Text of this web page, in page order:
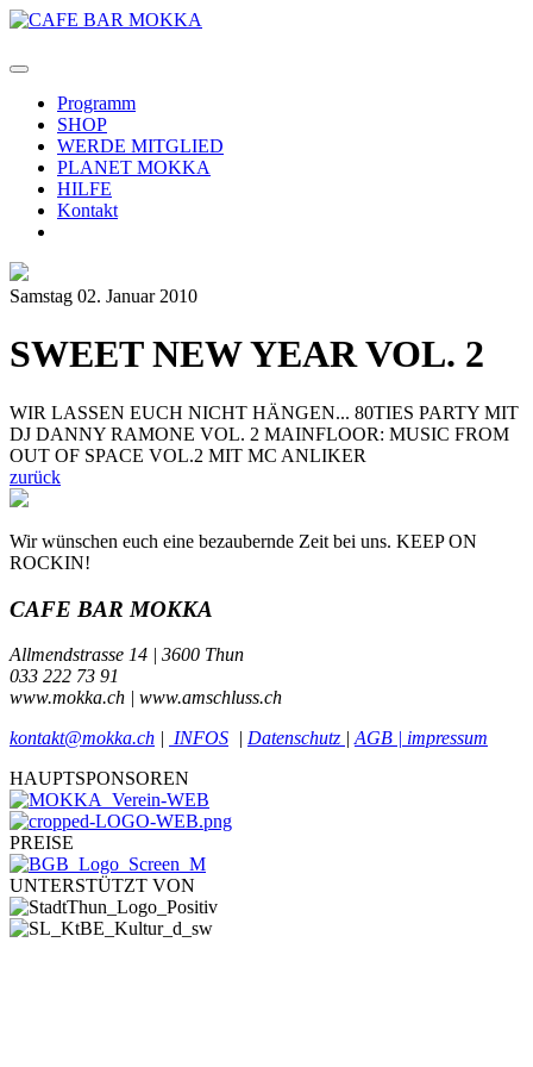
Programm
SHOP
WERDE MITGLIED
PLANET MOKKA
HILFE
Kontakt
Samstag 02. Januar 2010
SWEET NEW YEAR VOL. 2
WIR LASSEN EUCH NICHT HÄNGEN... 80TIES PARTY MIT
DJ DANNY RAMONE VOL. 2 MAINFLOOR: MUSIC FROM
OUT OF SPACE VOL.2 MIT MC ANLIKER
zurück
Wir wünschen euch eine bezaubernde Zeit bei uns. KEEP ON
ROCKIN!
CAFE BAR MOKKA
Allmendstrasse 14 | 3600 Thun
033 222 73 91
www.mokka.ch | www.amschluss.ch
kontakt@mokka.ch | INFOS | Datenschutz | AGB | impressum
HAUPTSPONSOREN
PREISE
UNTERSTÜTZT VON